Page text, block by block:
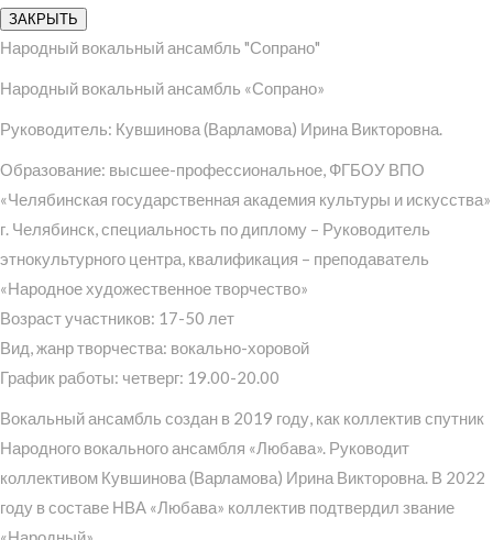
ЗАКРЫТЬ
Народный вокальный ансамбль "Сопрано"
Народный вокальный ансамбль «Сопрано»
Руководитель: Кувшинова (Варламова) Ирина Викторовна.
Образование: высшее-профессиональное, ФГБОУ ВПО
«Челябинская государственная академия культуры и искусства»
г. Челябинск, специальность по диплому – Руководитель
этнокультурного центра, квалификация – преподаватель
«Народное художественное творчество»
Возраст участников: 17-50 лет
Вид, жанр творчества: вокально-хоровой
График работы: четверг: 19.00-20.00
Вокальный ансамбль создан в 2019 году, как коллектив спутник
Народного вокального ансамбля «Любава». Руководит
коллективом Кувшинова (Варламова) Ирина Викторовна. В 2022
году в составе НВА «Любава» коллектив подтвердил звание